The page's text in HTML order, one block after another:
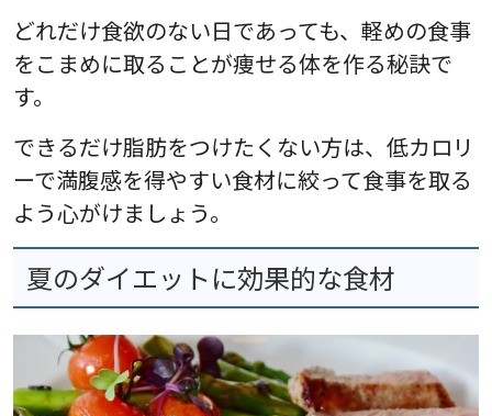
どれだけ食欲のない日であっても、軽めの食事
をこまめに取ることが痩せる体を作る秘訣で
す。
できるだけ脂肪をつけたくない方は、低カロリ
ーで満腹感を得やすい食材に絞って食事を取る
よう心がけましょう。
夏のダイエットに効果的な食材